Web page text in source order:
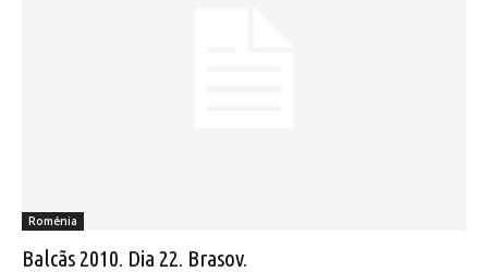
Roménia
Balcãs 2010. Dia 22. Brasov.